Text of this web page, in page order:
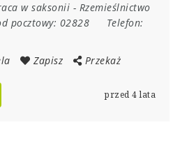
w saksonii - Rzemieślnictwo
pocztowy: 02828
Telefon:
Zapisz Przekaż
przed 4 lata